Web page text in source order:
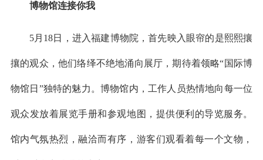
博物馆连接你我
5月18日，进入福建博物院，首先映入眼帘的是熙熙攘
攘的观众，他们络绎不绝地涌向展厅，期待着领略“国际博
物馆日”独特的魅力。博物馆内，工作人员热情地向每一位
观众发放着展览手册和参观地图，提供便利的导览服务。
馆内气氛热烈，融洽而有序，游客们观看着每一个文物，